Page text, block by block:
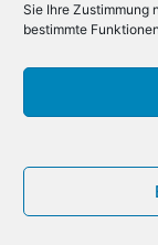
Sie Ihre Zustimmung
bestimmte
Städtereise nach
Städtereise nach
Städtereise nach
Städtereise nach
Städtereise nach
Städtereise nach